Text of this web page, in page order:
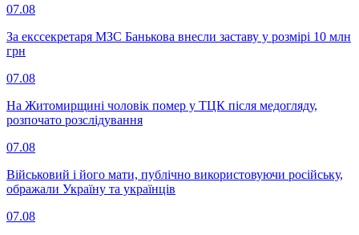
07.08
За екссекретаря МЗС Банькова внесли заставу у розмірі 10 млн
грн
07.08
На Житомирщині чоловік помер у ТЦК після медогляду,
розпочато розслідування
07.08
Військовий і його мати, публічно використовуючи російську,
ображали Україну та українців
07.08